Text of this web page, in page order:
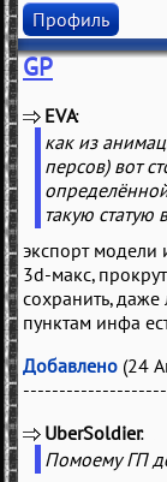
Профиль
GP
EVA
как из
персов) вот
такую статую
экспорт
3d-макс,
сохранить,
пунктам инфа
Добавлено (24
UberSoldier
Помоему ГП